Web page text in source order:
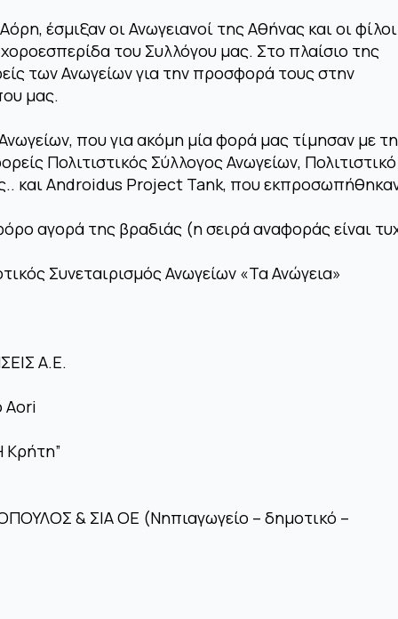
έσμιξαν οι Ανωγειανοί της Αθήνας και οι φίλοι
του Συλλόγου μας. Στο πλαίσιο της
των Ανωγείων για την προσφορά τους στην
μας.
που για ακόμη μία φορά μας τίμησαν με
Πολιτιστικός Σύλλογος Ανωγείων,
και Androidus Project Tank, που
αγορά της βραδιάς (η σειρά αναφοράς είναι
Συνεταιρισμός Ανωγείων «Τα Ανώγεια»
Α.Ε.
Aori
Κρήτη”
& ΣΙΑ ΟΕ (Νηπιαγωγείο – δημοτικό –